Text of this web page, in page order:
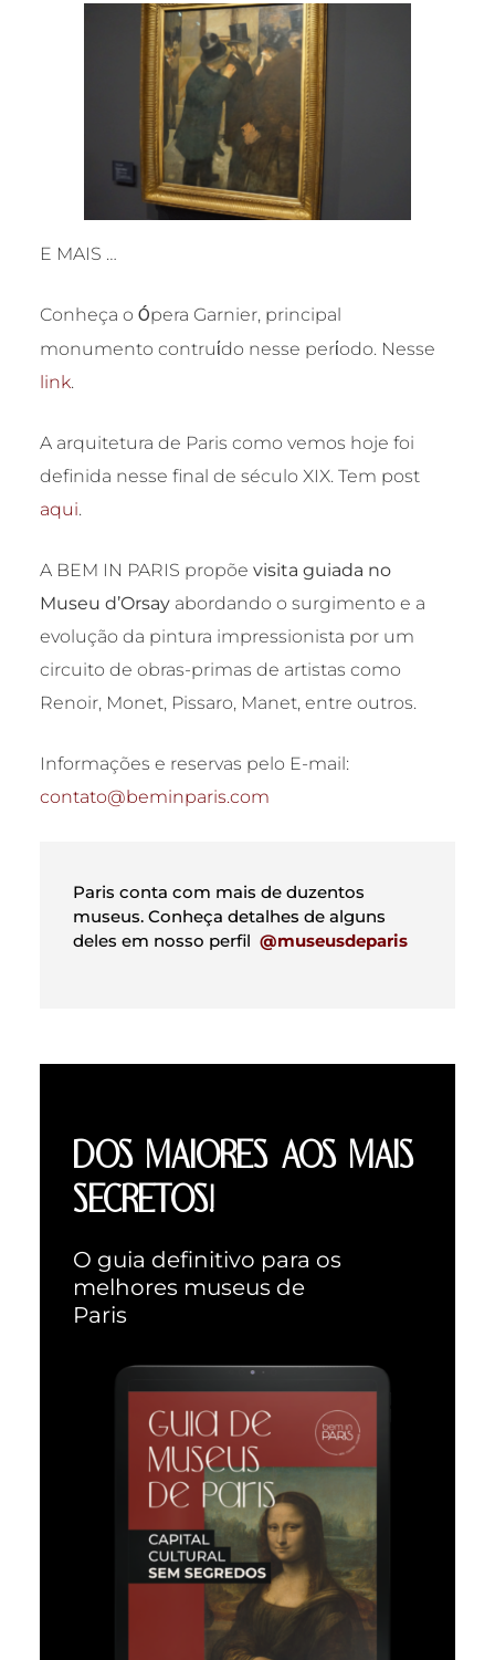
E MAIS …
Conheça o Ópera Garnier, principal
monumento contruίdo nesse perίodo. Nesse
link.
A arquitetura de Paris como vemos hoje foi
definida nesse final de século XIX. Tem post
aqui.
A BEM IN PARIS propõe visita guiada no
Museu d’Orsay abordando o surgimento e a
evolução da pintura impressionista por um
circuito de obras-primas de artistas como
Renoir, Monet, Pissaro, Manet, entre outros.
Informações e reservas pelo E-mail:
contato@beminparis.com
Paris conta com mais de duzentos
museus. Conheça detalhes de alguns
deles em nosso perfil@museusdeparis
DOS MAIORES AOS MAIS
SECRETOS!
O guia definitivo para os
melhores museus de
Paris